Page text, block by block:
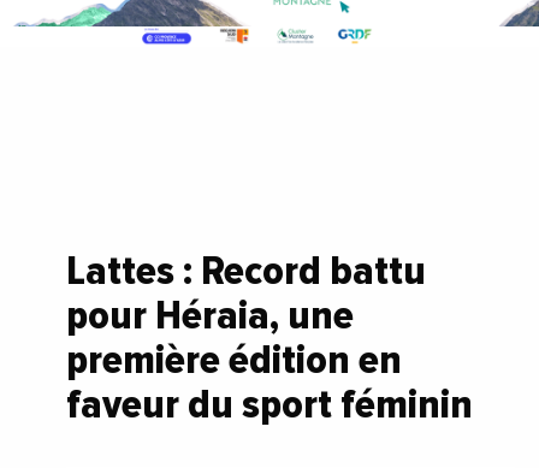
Lattes : Record battu
pour Héraia, une
première édition en
faveur du sport féminin